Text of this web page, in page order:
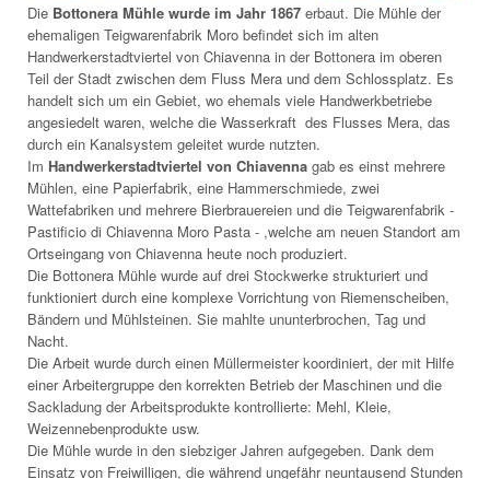
Die Bottonera Mühle wurde im Jahr 1867 erbaut. Die Mühle der
ehemaligen Teigwarenfabrik Moro befindet sich im alten
Handwerkerstadtviertel von Chiavenna in der Bottonera im oberen
Teil der Stadt zwischen dem Fluss Mera und dem Schlossplatz. Es
handelt sich um ein Gebiet, wo ehemals viele Handwerkbetriebe
angesiedelt waren, welche die Wasserkraft des Flusses Mera, das
durch ein Kanalsystem geleitet wurde nutzten.
Im Handwerkerstadtviertel von Chiavenna gab es einst mehrere
Mühlen, eine Papierfabrik, eine Hammerschmiede, zwei
Wattefabriken und mehrere Bierbrauereien und die Teigwarenfabrik -
Pastificio di Chiavenna Moro Pasta - ,welche am neuen Standort am
Ortseingang von Chiavenna heute noch produziert.
Die Bottonera Mühle wurde auf drei Stockwerke strukturiert und
funktioniert durch eine komplexe Vorrichtung von Riemenscheiben,
Bändern und Mühlsteinen. Sie mahlte ununterbrochen, Tag und
Nacht.
Die Arbeit wurde durch einen Müllermeister koordiniert, der mit Hilfe
einer Arbeitergruppe den korrekten Betrieb der Maschinen und die
Sackladung der Arbeitsprodukte kontrollierte: Mehl, Kleie,
Weizennebenprodukte usw.
Die Mühle wurde in den siebziger Jahren aufgegeben. Dank dem
Einsatz von Freiwilligen, die während ungefähr neuntausend Stunden